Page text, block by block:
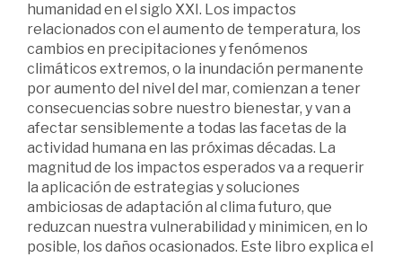
humanidad en el siglo XXI. Los impactos
relacionados con el aumento de temperatura, los
cambios en precipitaciones y fenómenos
climáticos extremos, o la inundación permanente
por aumento del nivel del mar, comienzan a tener
consecuencias sobre nuestro bienestar, y van a
afectar sensiblemente a todas las facetas de la
actividad humana en las próximas décadas. La
magnitud de los impactos esperados va a requerir
la aplicación de estrategias y soluciones
ambiciosas de adaptación al clima futuro, que
reduzcan nuestra vulnerabilidad y minimicen, en lo
posible, los daños ocasionados. Este libro explica el